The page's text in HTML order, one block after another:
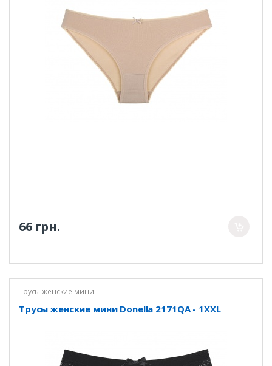
66 грн.
Трусы женские мини
Трусы женские мини Donella 2171QA - 1XXL